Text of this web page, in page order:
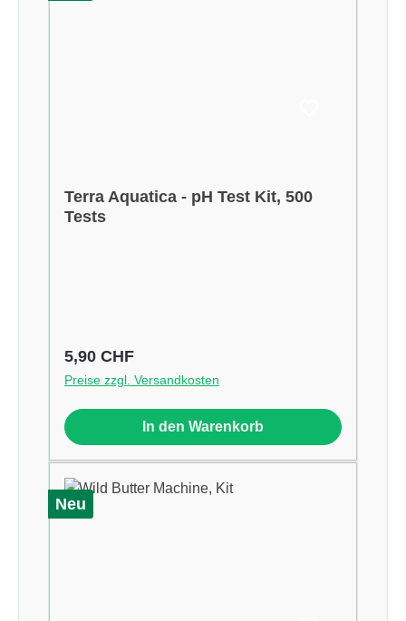
Terra Aquatica - pH Test Kit, 500
Tests
Regulärer Preis:
5,90 CHF
Preise zzgl. Versandkosten
In den Warenkorb
Neu